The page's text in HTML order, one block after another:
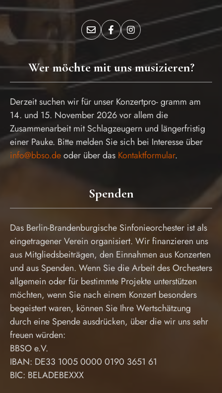
Wer möchte mit uns musizieren?
Derzeit suchen wir für unser Konzertpro- gramm am
14. und 15. November 2026 vor allem die
Zusammenarbeit mit Schlagzeugern und längerfristig
einer Pauke. Bitte melden Sie sich bei Interesse über
info@bbso.deoder über das Kontaktformular.
Spenden
Das Berlin-Brandenburgische Sinfonieorchester ist als
eingetragener Verein organisiert. Wir finanzieren uns
aus Mitgliedsbeiträgen, den Einnahmen aus Konzerten
und aus Spenden. Wenn Sie die Arbeit des Orchesters
allgemein oder für bestimmte Projekte unterstützen
möchten, wenn Sie nach einem Konzert besonders
begeistert waren, können Sie Ihre Wertschätzung
durch eine Spende ausdrücken, über die wir uns sehr
freuen würden:
BBSO e.V.
IBAN: DE33 1005 0000 0190 3651 61
BIC: BELADEBEXXX